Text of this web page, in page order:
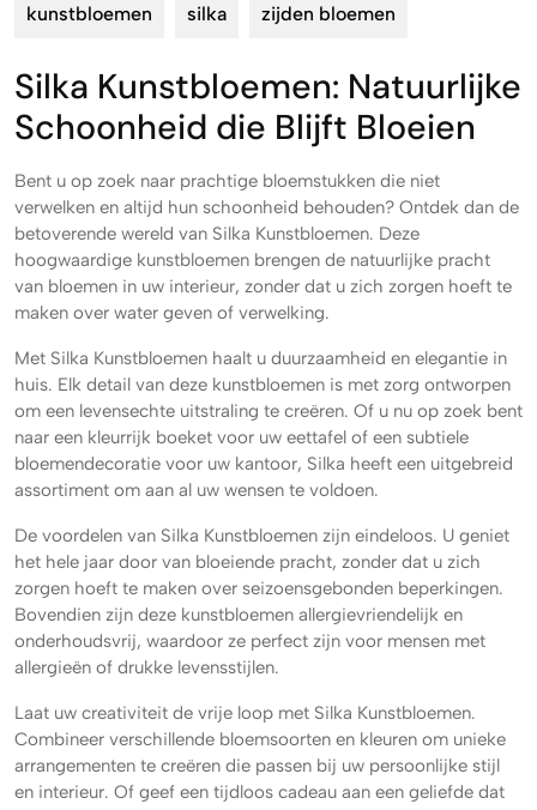
kunstbloemen silka zijden bloemen
Silka Kunstbloemen: Natuurlijke
Schoonheid die Blijft Bloeien
Bent u op zoek naar prachtige bloemstukken die niet
verwelken en altijd hun schoonheid behouden? Ontdek dan de
betoverende wereld van Silka Kunstbloemen. Deze
hoogwaardige kunstbloemen brengen de natuurlijke pracht
van bloemen in uw interieur, zonder dat u zich zorgen hoeft te
maken over water geven of verwelking.
Met Silka Kunstbloemen haalt u duurzaamheid en elegantie in
huis. Elk detail van deze kunstbloemen is met zorg ontworpen
om een levensechte uitstraling te creëren. Of u nu op zoek bent
naar een kleurrijk boeket voor uw eettafel of een subtiele
bloemendecoratie voor uw kantoor, Silka heeft een uitgebreid
assortiment om aan al uw wensen te voldoen.
De voordelen van Silka Kunstbloemen zijn eindeloos. U geniet
het hele jaar door van bloeiende pracht, zonder dat u zich
zorgen hoeft te maken over seizoensgebonden beperkingen.
Bovendien zijn deze kunstbloemen allergievriendelijk en
onderhoudsvrij, waardoor ze perfect zijn voor mensen met
allergieën of drukke levensstijlen.
Laat uw creativiteit de vrije loop met Silka Kunstbloemen.
Combineer verschillende bloemsoorten en kleuren om unieke
arrangementen te creëren die passen bij uw persoonlijke stijl
en interieur. Of geef een tijdloos cadeau aan een geliefde dat